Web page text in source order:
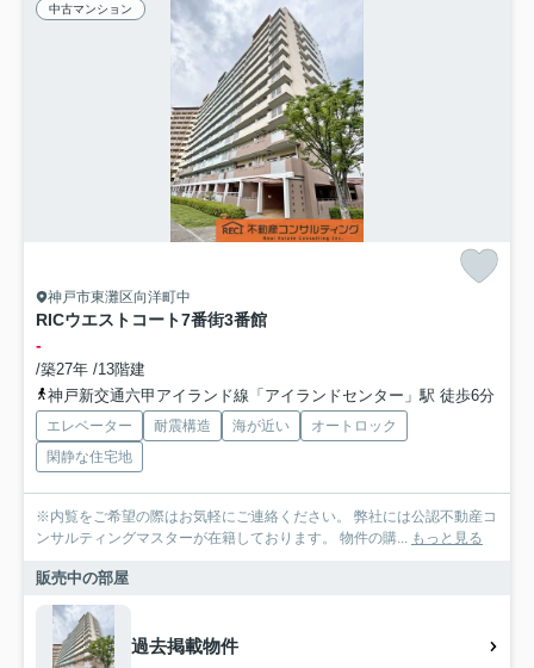
中古マンション
神戸市東灘区向洋町中
RICウエストコート7番街3番館
-
/築27年 /13階建
神戸新交通六甲アイランド線「アイランドセンター」駅 徒歩6分
エレベーター 耐震構造 海が近い
オートロック
閑静な住宅地
※内覧をご希望の際はお気軽にご連絡ください。 弊社には公認不動産コ
ンサルティングマスターが在籍しております。 物件の購... もっと見る
販売中の部屋
過去掲載物件